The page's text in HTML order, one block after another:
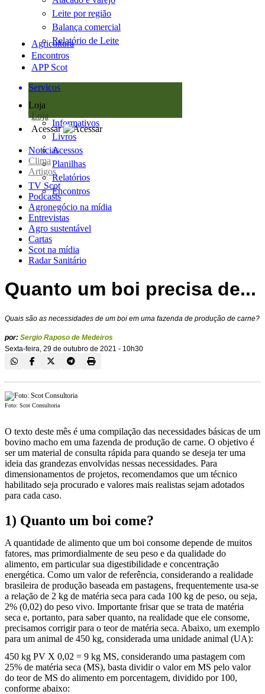
Leite por região
Balança comercial
Relatório de Leite
Agricultura
Encontros
APP Scot
Serviços
Loja
Loja
Informativos
Livros
Acessos
Planilhas
Relatórios
Encontros
Acessar
Notícias
Clima
Artigos
TV Scot
Podcasts
Agronegócio na mídia
Entrevistas
Agro sustentável
Cartas
Scot na mídia
Radar Sanitário
Quanto um boi precisa de...
Quais são as necessidades de um boi em uma fazenda de produção de carne?
por: Sergio Raposo de Medeiros
Sexta-feira, 29 de outubro de 2021 - 10h30
Foto: Scot Consultoria
O texto deste mês é uma compilação das necessidades básicas de um
bovino macho em uma fazenda de produção de carne. O objetivo é
ser um material de consulta rápida para quando se deseja ter uma
ideia das grandezas envolvidas nessas necessidades. Para
dimensionamentos de projetos, recomendamos que um técnico
habilitado seja procurado e valores mais realistas sejam adotados
para cada caso.
1) Quanto um boi come?
A quantidade de alimento que um boi consome depende de muitos
fatores, mas primordialmente de seu peso e da qualidade do
alimento, em particular sua digestibilidade e concentração
energética. Como um valor de referência, considerando a realidade
brasileira de produção baseada em pastagens, frequentemente usa-se
a relação de 2 kg de matéria seca para cada 100 kg de peso, ou seja,
2% (0,02) do peso vivo. Importante frisar que se trata de matéria
seca e, portanto, para saber quanto, na realidade que ele consome,
precisamos corrigir para o teor de matéria seca. Abaixo, um exemplo
para um animal de 450 kg, considerada uma unidade animal (UA):
450 kg PV X 0,02 = 9 kg MS, considerando uma pastagem com
25% de matéria seca (MS), basta dividir o valor em MS pelo valor
do teor de MS do alimento em porcentagem, dividido por 100,
conforme abaixo: